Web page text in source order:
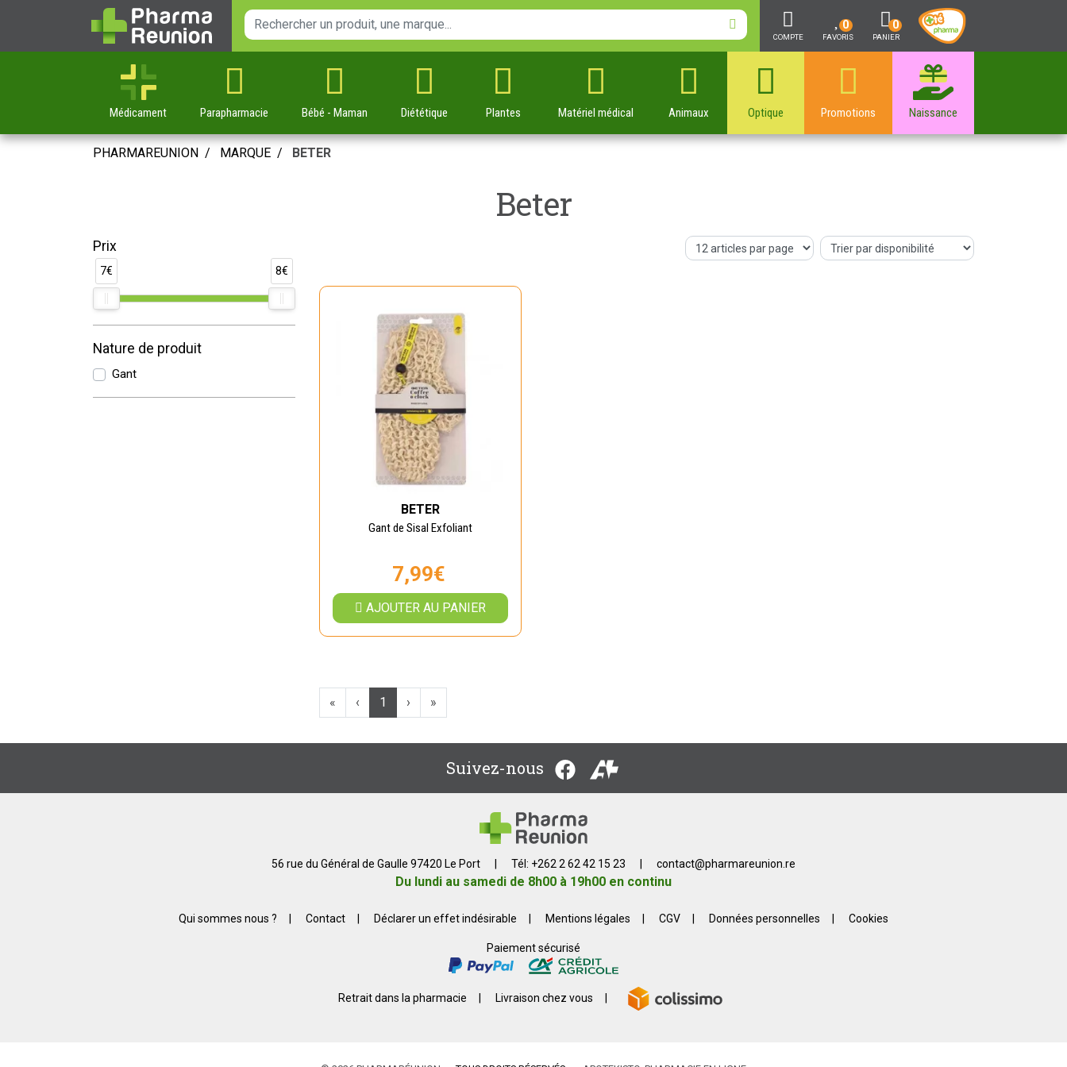
COMPTE FAVORIS
0
PANIER
0
Médicament Parapharmacie Bébé - Maman Diététique Plantes Matériel médical Animaux Optique Promotions Naissance
PHARMAREUNION MARQUE BETER
Beter
Prix
7€ 8€
Nature de produit
Gant
BETER
Gant de Sisal Exfoliant
7,99€
AJOUTER AU PANIER
« ‹ 1 › »
Suivez-nous
56 rue du Général de Gaulle 97420 Le Port Tél: +262 2 62 42 15 23 contact@pharmareunion.re
Du lundi au samedi de 8h00 à 19h00 en continu
Qui sommes nous ? Contact Déclarer un effet indésirable Mentions légales CGV Données personnelles Cookies
Paiement sécurisé
Retrait dans la pharmacie Livraison chez vous